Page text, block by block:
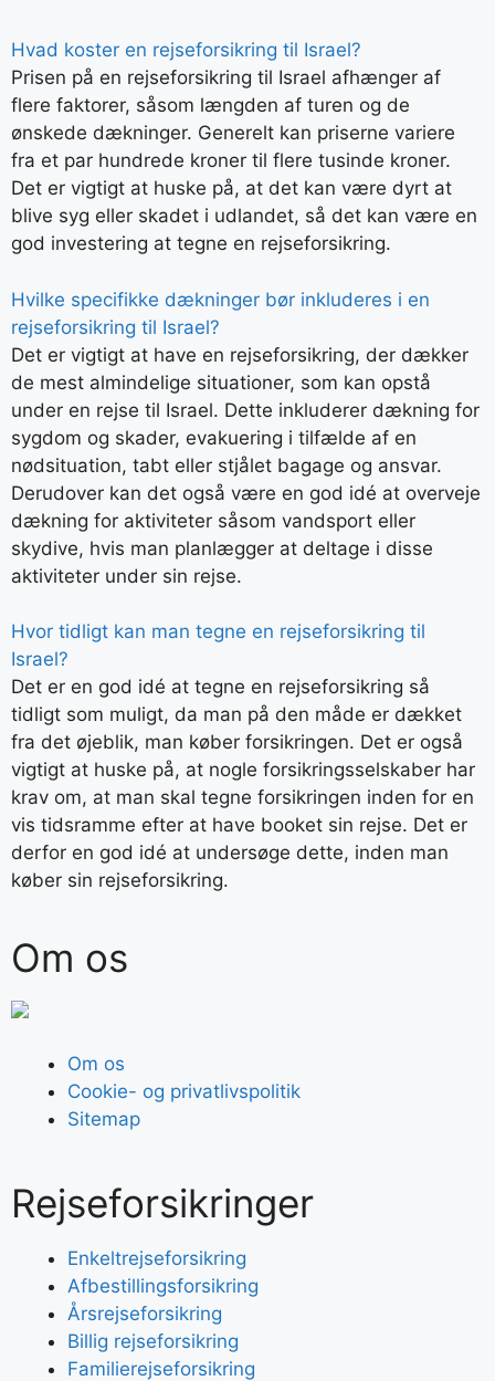
Hvad koster en rejseforsikring til Israel?
Prisen på en rejseforsikring til Israel afhænger af
flere faktorer, såsom længden af turen og de
ønskede dækninger. Generelt kan priserne variere
fra et par hundrede kroner til flere tusinde kroner.
Det er vigtigt at huske på, at det kan være dyrt at
blive syg eller skadet i udlandet, så det kan være en
god investering at tegne en rejseforsikring.
Hvilke specifikke dækninger bør inkluderes i en
rejseforsikring til Israel?
Det er vigtigt at have en rejseforsikring, der dækker
de mest almindelige situationer, som kan opstå
under en rejse til Israel. Dette inkluderer dækning for
sygdom og skader, evakuering i tilfælde af en
nødsituation, tabt eller stjålet bagage og ansvar.
Derudover kan det også være en god idé at overveje
dækning for aktiviteter såsom vandsport eller
skydive, hvis man planlægger at deltage i disse
aktiviteter under sin rejse.
Hvor tidligt kan man tegne en rejseforsikring til
Israel?
Det er en god idé at tegne en rejseforsikring så
tidligt som muligt, da man på den måde er dækket
fra det øjeblik, man køber forsikringen. Det er også
vigtigt at huske på, at nogle forsikringsselskaber har
krav om, at man skal tegne forsikringen inden for en
vis tidsramme efter at have booket sin rejse. Det er
derfor en god idé at undersøge dette, inden man
køber sin rejseforsikring.
Om os
Om os
Cookie- og privatlivspolitik
Sitemap
Rejseforsikringer
Enkeltrejseforsikring
Afbestillingsforsikring
Årsrejseforsikring
Billig rejseforsikring
Familierejseforsikring